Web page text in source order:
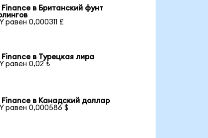
Finance в Британский фунт
равен 0,000311 £
Finance в Турецкая лира
равен 0,02 ₺
Finance в Канадский доллар
равен 0,000586 $